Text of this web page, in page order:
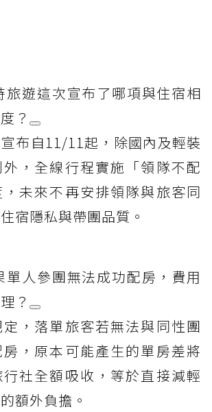
旅遊這次宣布了哪項與住宿相
？
布自11/11起，除國內及輕裝
，全線行程實施「領隊不配
未來不再安排領隊與旅客同
宿隱私與帶團品質。
單人參團無法成功配房，費用
？
，落單旅客若無法與同性團
房，原本可能產生的單房差將
社全額吸收，等於直接減輕
額外負擔。